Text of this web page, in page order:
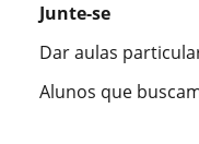
Junte-se
Dar aulas
Alunos que